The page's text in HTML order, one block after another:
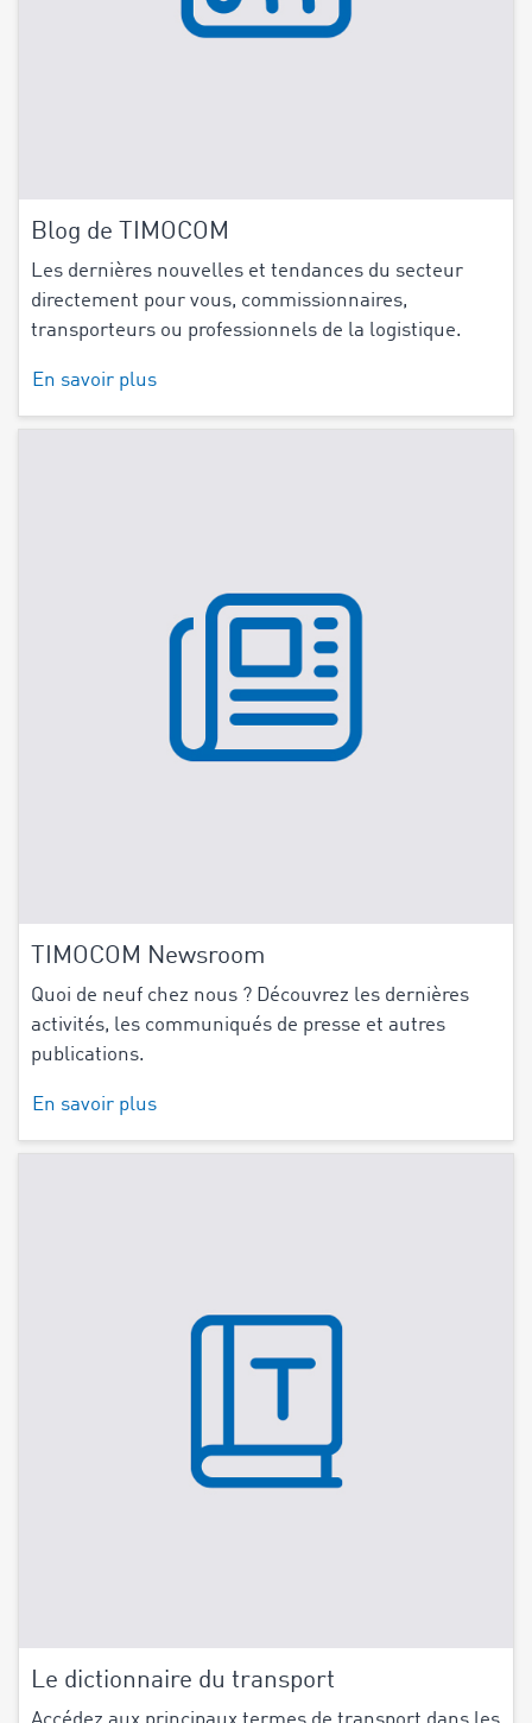
Blog de TIMOCOM
Les dernières nouvelles et tendances du secteur
directement pour vous, commissionnaires,
transporteurs ou professionnels de la logistique.
En savoir plus
TIMOCOM Newsroom
Quoi de neuf chez nous ? Découvrez les dernières
activités, les communiqués de presse et autres
publications.
En savoir plus
Le dictionnaire du transport